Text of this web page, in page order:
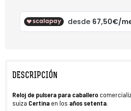
DESCRIPCIÓN
Reloj de pulsera para caballero
suiza Certina en los años setenta.